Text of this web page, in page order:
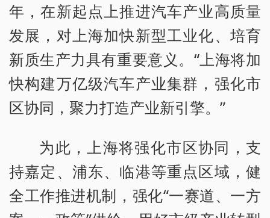
年，在新起点上推进汽车产业高质量
发展，对上海加快新型工业化、培育
新质生产力具有重要意义。“上海将加
快构建万亿级汽车产业集群，强化市
区协同，聚力打造产业新引擎。”
为此，上海将强化市区协同，支
持嘉定、浦东、临港等重点区域，健
全工作推进机制，强化“一赛道、一方